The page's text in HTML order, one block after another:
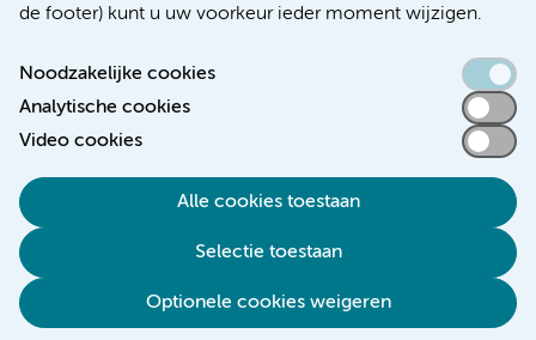
de footer) kunt u uw voorkeur ieder moment wijzigen.
Noodzakelijke cookies
Analytische cookies
Video cookies
Alle cookies toestaan
Selectie toestaan
Optionele cookies weigeren
Toegankelijkheidsverklaring
Responsible disclosure